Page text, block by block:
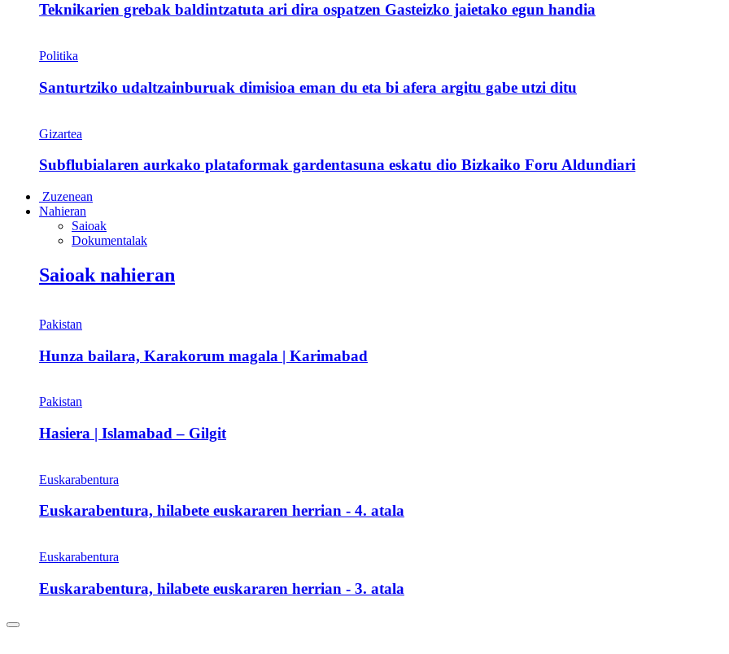
Teknikarien grebak baldintzatuta ari dira ospatzen Gasteizko jaietako egun handia
Politika
Santurtziko udaltzainburuak dimisioa eman du eta bi afera argitu gabe utzi ditu
Gizartea
Subflubialaren aurkako plataformak gardentasuna eskatu dio Bizkaiko Foru Aldundiari
Zuzenean
Nahieran
Saioak
Dokumentalak
Saioak nahieran
Pakistan
Hunza bailara, Karakorum magala | Karimabad
Pakistan
Hasiera | Islamabad – Gilgit
Euskarabentura
Euskarabentura, hilabete euskararen herrian - 4. atala
Euskarabentura
Euskarabentura, hilabete euskararen herrian - 3. atala